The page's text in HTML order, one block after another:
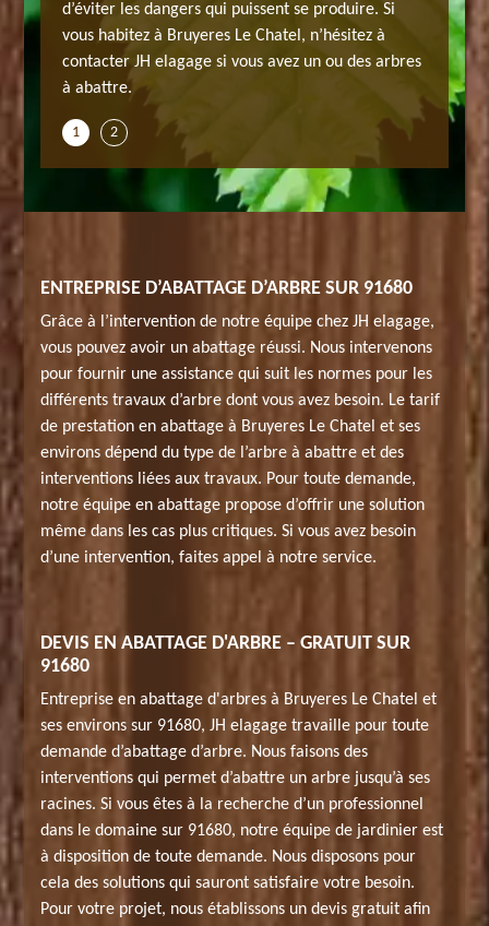
d’éviter les dangers qui puissent se produire. Si
vous habitez à Bruyeres Le Chatel, n’hésitez à
contacter JH elagage si vous avez un ou des arbres
à abattre.
1 2
ENTREPRISE D’ABATTAGE D’ARBRE SUR 91680
Grâce à l’intervention de notre équipe chez JH elagage,
vous pouvez avoir un abattage réussi. Nous intervenons
pour fournir une assistance qui suit les normes pour les
différents travaux d’arbre dont vous avez besoin. Le tarif
de prestation en abattage à Bruyeres Le Chatel et ses
environs dépend du type de l’arbre à abattre et des
interventions liées aux travaux. Pour toute demande,
notre équipe en abattage propose d’offrir une solution
même dans les cas plus critiques. Si vous avez besoin
d’une intervention, faites appel à notre service.
DEVIS EN ABATTAGE D'ARBRE – GRATUIT SUR
91680
Entreprise en abattage d'arbres à Bruyeres Le Chatel et
ses environs sur 91680, JH elagage travaille pour toute
demande d’abattage d’arbre. Nous faisons des
interventions qui permet d’abattre un arbre jusqu’à ses
racines. Si vous êtes à la recherche d’un professionnel
dans le domaine sur 91680, notre équipe de jardinier est
à disposition de toute demande. Nous disposons pour
cela des solutions qui sauront satisfaire votre besoin.
Pour votre projet, nous établissons un devis gratuit afin